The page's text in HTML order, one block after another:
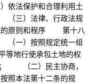
法保护和合理利用土
三）法律、行政法规
原则和程序 第十八
一）按照规定统一组
等地行使承包土地的权
； （二）民主协商，
本法第十二条的规